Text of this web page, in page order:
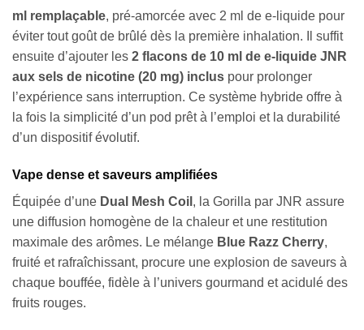
ml remplaçable, pré-amorcée avec 2 ml de e-liquide pour
éviter tout goût de brûlé dès la première inhalation. Il suffit
ensuite d’ajouter les 2 flacons de 10 ml de e-liquide JNR
aux sels de nicotine (20 mg) inclus pour prolonger
l’expérience sans interruption. Ce système hybride offre à
la fois la simplicité d’un pod prêt à l’emploi et la durabilité
d’un dispositif évolutif.
Vape dense et saveurs amplifiées
Équipée d’une Dual Mesh Coil , la Gorilla par JNR assure
une diffusion homogène de la chaleur et une restitution
maximale des arômes. Le mélange Blue Razz Cherry,
fruité et rafraîchissant, procure une explosion de saveurs à
chaque bouffée, fidèle à l’univers gourmand et acidulé des
fruits rouges.